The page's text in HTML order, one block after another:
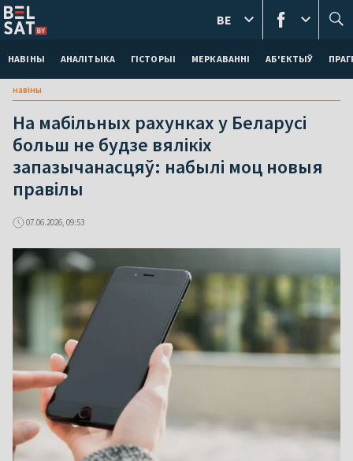
НАВІНЫ АНАЛІТЫКА ГІСТОРЫІ МЕРКАВАННI АБ'ЕКТЫЎ
BE
навіны
На мабільных рахунках у Беларусі
больш не будзе вялікіх
запазычанасцяў: набылі моц новыя
правілы
07.06.2026, 09:53